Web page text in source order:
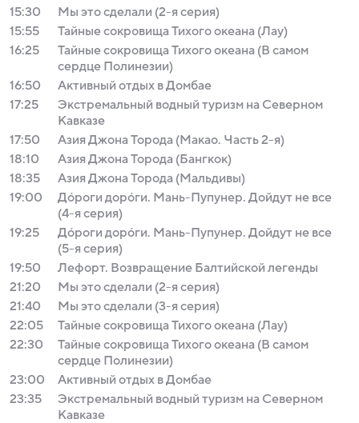
15:30
Мы это сделали (2-я серия)
15:55
Тайные сокровища Тихого океана (Лау)
16:25
Тайные сокровища Тихого океана (В самом
сердце Полинезии)
16:50
Активный отдых в Домбае
17:25
Экстремальный водный туризм на Северном
Кавказе
17:50
Азия Джона Торода (Макао. Часть 2-я)
18:10
Азия Джона Торода (Бангкок)
18:35
Азия Джона Торода (Мальдивы)
19:00
Дóроги дорóги. Мань-Пупунер. Дойдут не все
(4-я серия)
19:25
Дóроги дорóги. Мань-Пупунер. Дойдут не все
(5-я серия)
19:50
Лефорт. Возвращение Балтийской легенды
21:20
Мы это сделали (2-я серия)
21:40
Мы это сделали (3-я серия)
22:05
Тайные сокровища Тихого океана (Лау)
22:30
Тайные сокровища Тихого океана (В самом
сердце Полинезии)
23:00
Активный отдых в Домбае
23:35
Экстремальный водный туризм на Северном
Кавказе